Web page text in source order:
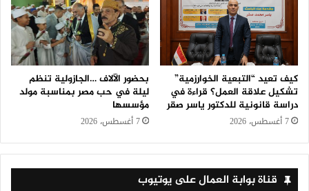
كيف تعيد “التبعية الخوارزمية”
تشكيل علاقة العمل؟ قراءة في
دراسة قانونية للدكتور ياسر صقر
7 أغسطس، 2026
بحضور الآلاف …الجازولية تنظم
ليلة في حب مصر بمناسبة مولد
مؤسسها
7 أغسطس، 2026
قناة بوابة العمال على يوتيوب